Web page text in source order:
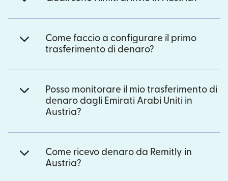
Come faccio a configurare il primo
trasferimento di denaro?
Posso monitorare il mio trasferimento di
denaro dagli Emirati Arabi Uniti in
Austria?
Come ricevo denaro da Remitly in
Austria?